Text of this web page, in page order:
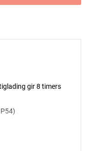
gir 8 timers